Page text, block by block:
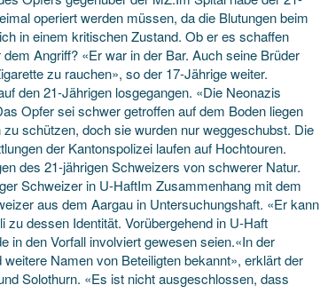
operiert werden müssen, da die Blutungen beim
in einem kritischen Zustand. Ob er es schaffen
Angriff? «Er war in der Bar. Auch seine Brüder
zu rauchen», so der 17-Jährige weiter.
den 21-Jährigen losgegangen. «Die Neonazis
Opfer sei schwer getroffen auf dem Boden liegen
schützen, doch sie wurden nur weggeschubst. Die
der Kantonspolizei laufen auf Hochtouren.
des 21-jährigen Schweizers von schwerer Natur.
Schweizer in U-HaftIm Zusammenhang mit dem
aus dem Aargau in Untersuchungshaft. «Er kann
dessen Identität. Vorübergehend in U-Haft
in den Vorfall involviert gewesen seien.«In der
Namen von Beteiligten bekannt», erklärt der
Solothurn. «Es ist nicht ausgeschlossen, dass